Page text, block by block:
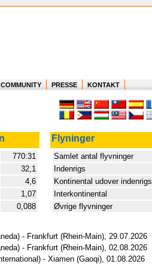
COMMUNITY PRESSE KONTAKT
Flyninger
770:31
32,1
4,6
1,07
0,088
Samlet antal flyvninger
Indenrigs
Kontinental udover indenrigs
Interkontinental
Øvrige flyvninger
- Frankfurt (Rhein-Main), 29.07.2026
- Frankfurt (Rhein-Main), 02.08.2026
- Xiamen (Gaoqi), 01.08.2026